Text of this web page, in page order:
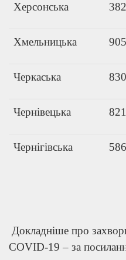
Херсонська
Хмельницька
Черкаська
Чернівецька
Чернігівська
Докладніше про
COVID-19 – за